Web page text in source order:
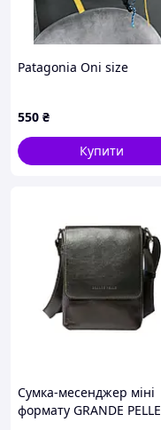
Patagonia Oni size
550 ₴
Купити
Сумка-месенджер міні
формату GRANDE PELLE